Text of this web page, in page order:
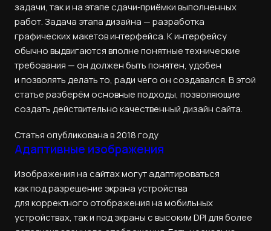
задачи, так и на этапе сдачи‑приёмки выполненных
работ. Задача этапа дизайна — разработка
графических макетов интерфейса. К интерфейсу
обычно выдвигаются вполне понятные технические
требования — он должен быть понятен, удобен
и позволять делать то, ради чего он создавался. В этой
статье разберём основные подходы, позволяющие
создать действительно качественный дизайн сайта.
Статья опубликована в 2018 году
Адаптивные изображения
Изображения на сайтах могут адаптироваться
как под разрешение экрана устройства
для корректного отображения на мобильных
устройствах, так и под экраны с высоким DPI для более